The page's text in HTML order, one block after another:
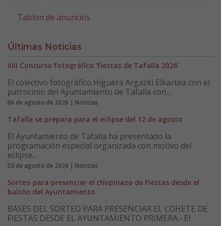
Tablón de anuncios
Últimas Noticias
XIII Concurso fotográfico ‘Fiestas de Tafalla 2026’
El colectivo fotográfico Higuera Argazki Elkartea con el
patrocinio del Ayuntamiento de Tafalla con...
06 de agosto de 2026 | Noticias
Tafalla se prepara para el eclipse del 12 de agosto
El Ayuntamiento de Tafalla ha presentado la
programación especial organizada con motivo del
eclipse...
03 de agosto de 2026 | Noticias
Sorteo para presenciar el chupinazo de Fiestas desde el
balcón del Ayuntamiento
BASES DEL SORTEO PARA PRESENCIAR EL COHETE DE
FIESTAS DESDE EL AYUNTAMIENTO PRIMERA.- El